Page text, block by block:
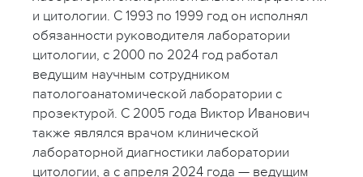
и цитологии. С 1993 по 1999 год он исполнял
обязанности руководителя лаборатории
цитологии, с 2000 по 2024 год работал
ведущим научным сотрудником
патологоанатомической лаборатории с
прозектурой. С 2005 года Виктор Иванович
также являлся врачом клинической
лабораторной диагностики лаборатории
цитологии, а с апреля 2024 года — ведущим